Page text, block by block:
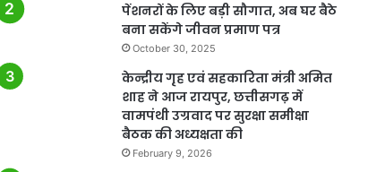
पेंशनरों के लिए बड़ी सौगात, अब घर बैठे
बना सकेंगे जीवन प्रमाण पत्र
October 30, 2025
केन्द्रीय गृह एवं सहकारिता मंत्री अमित
शाह ने आज रायपुर, छत्तीसगढ़ में
वामपंथी उग्रवाद पर सुरक्षा समीक्षा
बैठक की अध्यक्षता की
February 9, 2026